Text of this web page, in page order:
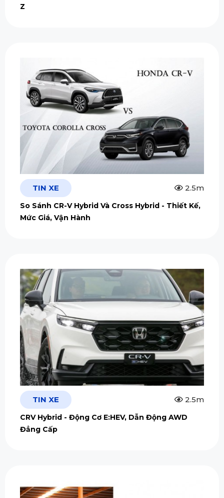
Z
TIN XE 2.5m
So Sánh CR-V Hybrid Và Cross Hybrid - Thiết Kế,
Mức Giá, Vận Hành
TIN XE 2.5m
CRV Hybrid - Động Cơ E:HEV, Dẫn Động AWD
Đẳng Cấp